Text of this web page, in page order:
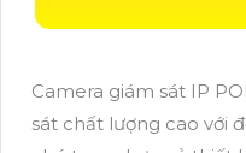
Camera giám sát IP
sát chất lượng cao với